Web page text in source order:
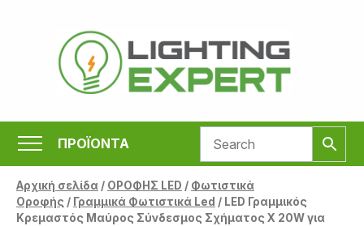
περιεχόμενο
ΠΡΟΪΟΝΤΑ
Αρχική σελίδα/ ΟΡΟΦΗΣ LED / Φωτιστικά
Οροφής / Γραμμικά Φωτιστικά Led / LED Γραμμικός
Κρεμαστός Μαύρος Σύνδεσμος Σχήματος Χ 20W για